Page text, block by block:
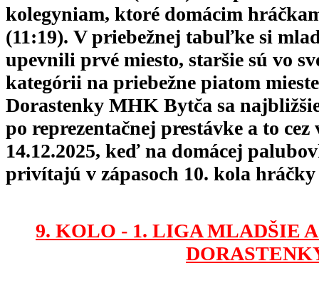
kolegyniam, ktoré domácim
(11:19). V priebežnej tabuľke si
upevnili prvé miesto, staršie sú vo
kategórii na priebežne piatom
Dorastenky MHK Bytča sa
po reprezentačnej prestávke a to cez
14.12.2025, keď na domácej
privítajú v zápasoch 10. kola
9. KOLO - 1. LIGA MLADŠIE